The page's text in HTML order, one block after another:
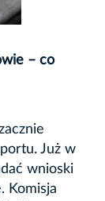
– co
Już w
wnioski
Komisja